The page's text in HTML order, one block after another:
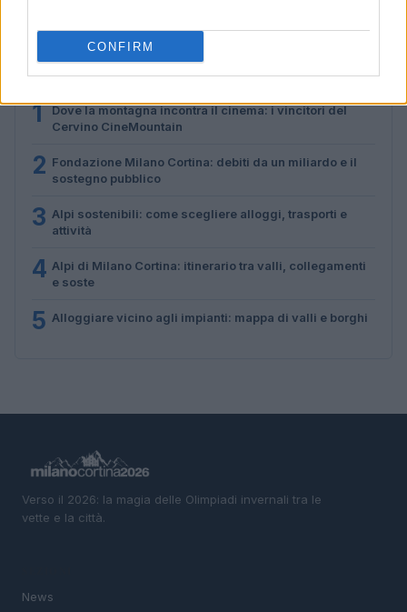
CONFIRM
PIÙ LETTI
1
Dove la montagna incontra il cinema: i vincitori del
Cervino CineMountain
2 Fondazione Milano Cortina: debiti da un miliardo e il
sostegno pubblico
3 Alpi sostenibili: come scegliere alloggi, trasporti e
attività
4 Alpi di Milano Cortina: itinerario tra valli, collegamenti
e soste
5 Alloggiare vicino agli impianti: mappa di valli e borghi
Verso il 2026: la magia delle Olimpiadi invernali tra le
vette e la città.
News